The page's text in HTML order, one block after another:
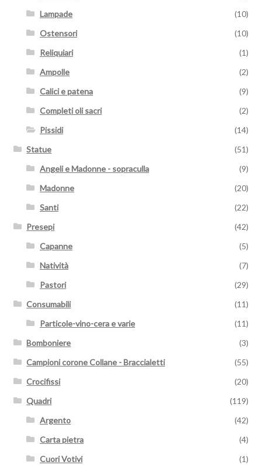
Lampade
(10)
Ostensori
(10)
Reliquiari
(1)
Ampolle
(2)
Calici e patena
(9)
Completi oli sacri
(2)
Pissidi
(14)
Statue
(51)
Angeli e Madonne - sopraculla
(9)
Madonne
(20)
Santi
(22)
Presepi
(42)
Capanne
(5)
Natività
(7)
Pastori
(29)
Consumabili
(11)
Particole-vino-cera e varie
(11)
Bomboniere
(3)
Campioni corone Collane - Braccialetti
(55)
Crocifissi
(20)
Quadri
(119)
Argento
(42)
Carta pietra
(4)
Cuori Votivi
(1)